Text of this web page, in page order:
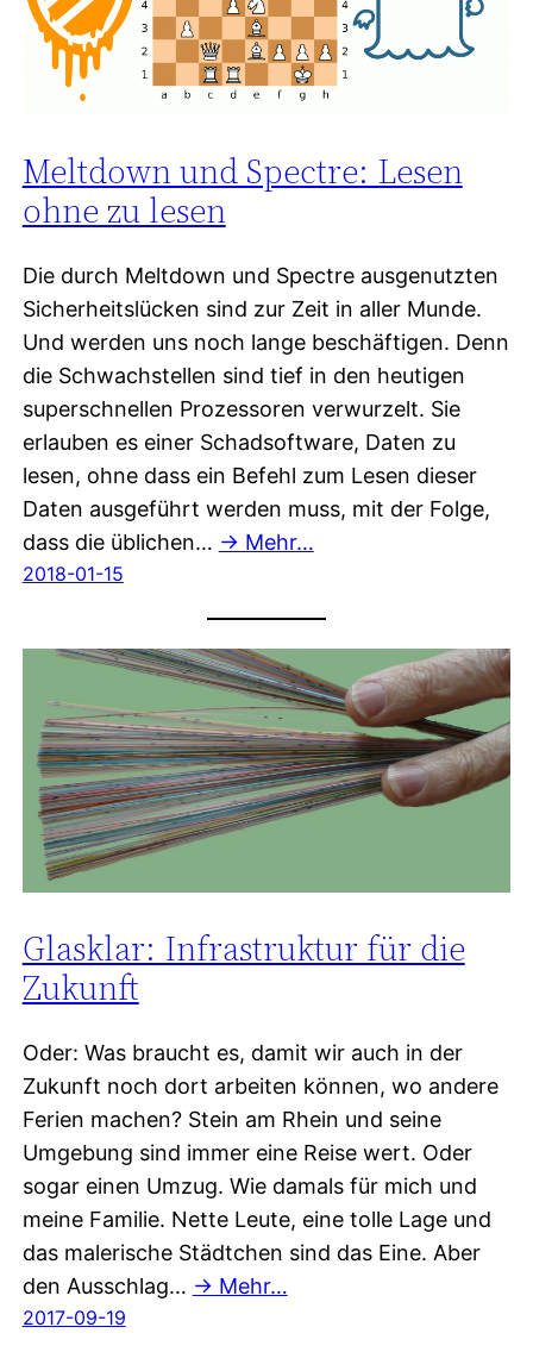
Meltdown und Spectre: Lesen
ohne zu lesen
Die durch Meltdown und Spectre ausgenutzten
Sicherheitslücken sind zur Zeit in aller Munde.
Und werden uns noch lange beschäftigen. Denn
die Schwachstellen sind tief in den heutigen
superschnellen Prozessoren verwurzelt. Sie
erlauben es einer Schadsoftware, Daten zu
lesen, ohne dass ein Befehl zum Lesen dieser
Daten ausgeführt werden muss, mit der Folge,
dass die üblichen… → Mehr…
2018-01-15
Glasklar: Infrastruktur für die
Zukunft
Oder: Was braucht es, damit wir auch in der
Zukunft noch dort arbeiten können, wo andere
Ferien machen? Stein am Rhein und seine
Umgebung sind immer eine Reise wert. Oder
sogar einen Umzug. Wie damals für mich und
meine Familie. Nette Leute, eine tolle Lage und
das malerische Städtchen sind das Eine. Aber
den Ausschlag… → Mehr…
2017-09-19